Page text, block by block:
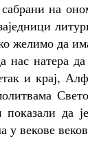
на
желимо да
натера
и крај,
да
у векове